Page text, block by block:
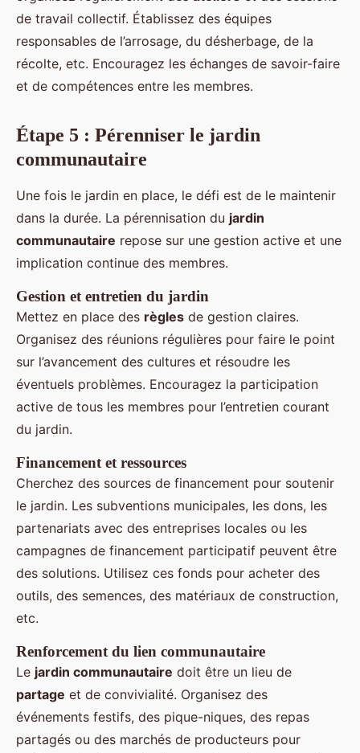
de travail collectif. Établissez des équipes
responsables de l’arrosage, du désherbage, de la
récolte, etc. Encouragez les échanges de savoir-faire
et de compétences entre les membres.
Étape 5 : Pérenniser le jardin
communautaire
Une fois le jardin en place, le défi est de le maintenir
dans la durée. La pérennisation du jardin
communautaire repose sur une gestion active et une
implication continue des membres.
Gestion et entretien du jardin
Mettez en place des règles de gestion claires.
Organisez des réunions régulières pour faire le point
sur l’avancement des cultures et résoudre les
éventuels problèmes. Encouragez la participation
active de tous les membres pour l’entretien courant
du jardin.
Financement et ressources
Cherchez des sources de financement pour soutenir
le jardin. Les subventions municipales, les dons, les
partenariats avec des entreprises locales ou les
campagnes de financement participatif peuvent être
des solutions. Utilisez ces fonds pour acheter des
outils, des semences, des matériaux de construction,
etc.
Renforcement du lien communautaire
Le jardin communautaire doit être un lieu de
partage et de convivialité. Organisez des
événements festifs, des pique-niques, des repas
partagés ou des marchés de producteurs pour